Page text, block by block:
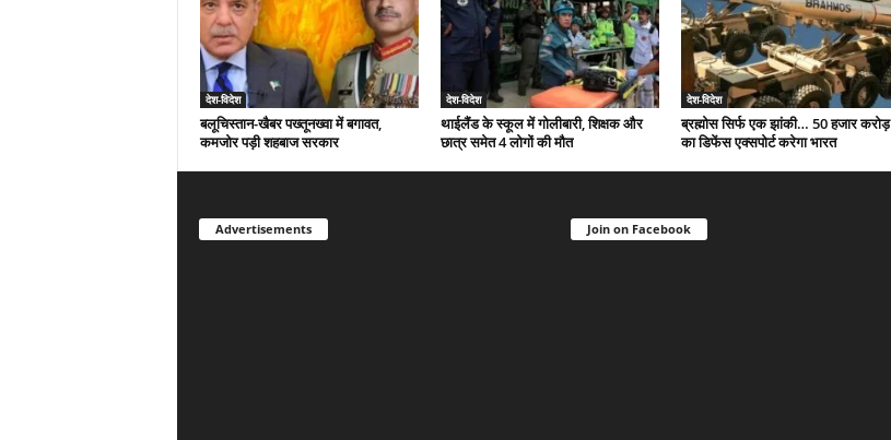
देश-विदेश
बलूचिस्तान-खैबर पख्तूनख्वा में बगावत,
कमजोर पड़ी शहबाज सरकार
देश-विदेश
थाईलैंड के स्कूल में गोलीबारी, शिक्षक और
छात्र समेत 4 लोगों की मौत
देश-विदेश
ब्रह्मोस सिर्फ एक झांकी… 50 हजार करोड़
का डिफेंस एक्सपोर्ट करेगा भारत
Advertisements Join on Facebook